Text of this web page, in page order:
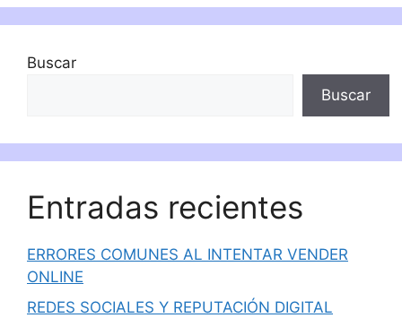
Buscar
Buscar
Entradas recientes
ERRORES COMUNES AL INTENTAR VENDER
ONLINE
REDES SOCIALES Y REPUTACIÓN DIGITAL